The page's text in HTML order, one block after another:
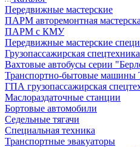
Передвижные мастерские
ПАРМ авторемонтная
ПАРМ с КМУ
Передвижные мастерские
Грузопассажирская спецтехника
Вахтовые автобусы серии
Транспортно-бытовые
ГПА грузопассажирская
Маслораздаточные станции
Бортовые автомобили
Седельные тягачи
Специальная техника
Транспортные эвакуаторы